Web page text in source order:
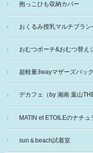
抱っこひも収納カバー
おくるみ授乳マルチブラン
おむつポーチ&おむつ替え
超軽量3wayマザーズバッ
デカフェ（by 湘南 葉山
MATIN et ETOILEのナチュ
sun＆beach試着室